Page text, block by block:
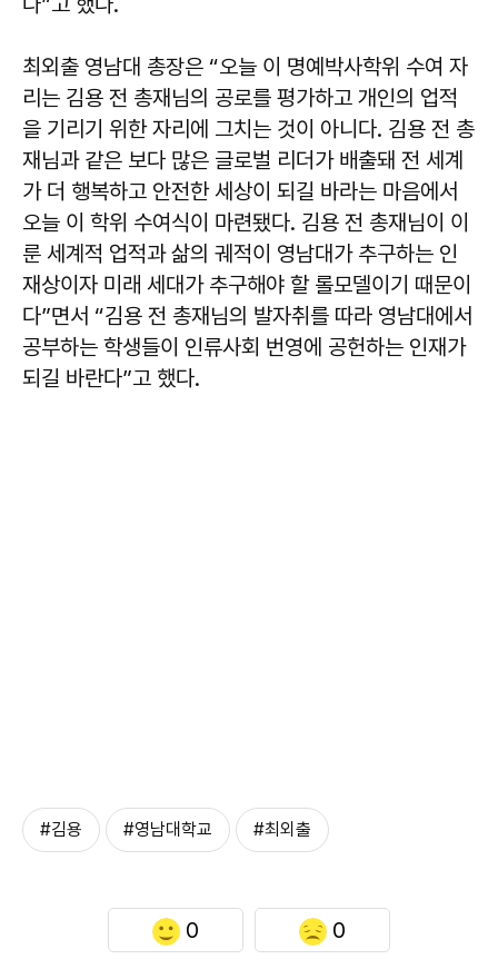
최외출 영남대 총장은 “오늘 이 명예박사학위 수여 자
리는 김용 전 총재님의 공로를 평가하고 개인의 업적
을 기리기 위한 자리에 그치는 것이 아니다. 김용 전 총
재님과 같은 보다 많은 글로벌 리더가 배출돼 전 세계
가 더 행복하고 안전한 세상이 되길 바라는 마음에서
오늘 이 학위 수여식이 마련됐다. 김용 전 총재님이 이
룬 세계적 업적과 삶의 궤적이 영남대가 추구하는 인
재상이자 미래 세대가 추구해야 할 롤모델이기 때문이
다”면서 “김용 전 총재님의 발자취를 따라 영남대에서
공부하는 학생들이 인류사회 번영에 공헌하는 인재가
되길 바란다”고 했다.
#김용 #영남대학교 #최외출
0 0